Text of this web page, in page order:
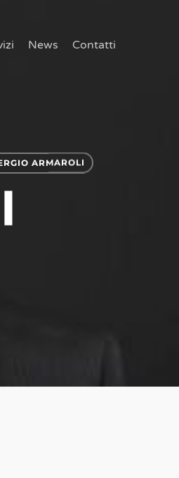
News Contatti
ARMAROLI